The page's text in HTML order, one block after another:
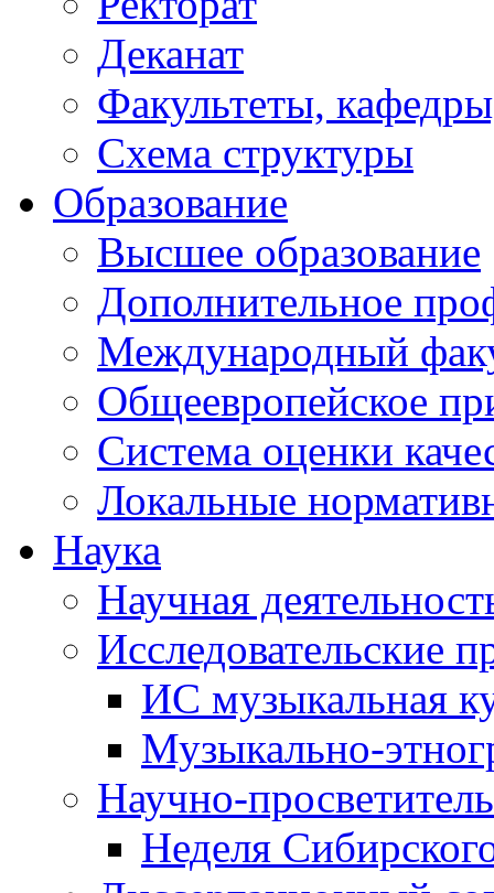
Деканат
Факультеты,
Схема структуры
Образование
Высшее образование
Дополнительное
Международный
Общеевропейское
Система оценки
Локальные
Наука
Научная
Исследовательские
ИС музыкальная
Музыкально-
Научно-
Неделя